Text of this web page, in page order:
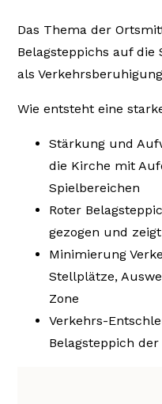
Das Thema der
Belagsteppichs auf die
als
Wie entsteht eine
Stärkung und
die Kirche mit
Spielbereichen
Roter
gezogen und
Minimierung
Stellplätze,
Zone
Verkehrs-
Belagsteppich